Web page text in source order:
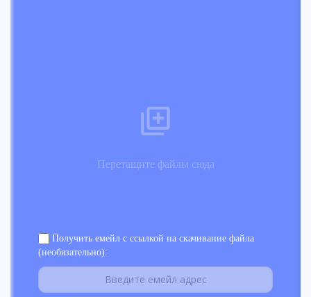
Перетащите файлы сюда
Получить емейл с ссылкой на скачивание файла
(необязательно):